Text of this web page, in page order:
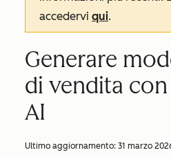
accedervi qui.
Generare
di vendita
AI
Ultimo aggiornamento: 31 marzo